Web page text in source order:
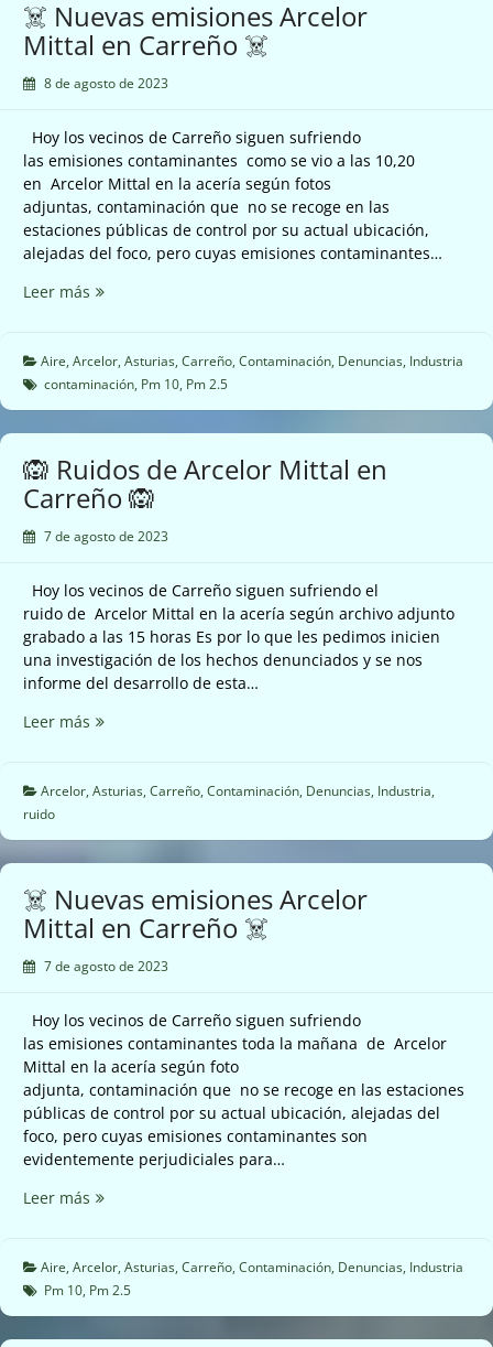
☠️ Nuevas emisiones Arcelor
Mittal en Carreño ☠️
8 de agosto de 2023
Hoy los vecinos de Carreño siguen sufriendo
las emisiones contaminantes como se vio a las 10,20
en Arcelor Mittal en la acería según fotos
adjuntas, contaminación que no se recoge en las
estaciones públicas de control por su actual ubicación,
alejadas del foco, pero cuyas emisiones contaminantes…
Leer más ☠️
Arcelor
Mittal
en
Carreño
Aire, Arcelor, Asturias, Carreño, Contaminación, Denuncias, Industria
contaminación, Pm 10, Pm 2.5
🙉 Ruidos de Arcelor Mittal en
Carreño 🙉
7 de agosto de 2023
Hoy los vecinos de Carreño siguen sufriendo el
ruido de Arcelor Mittal en la acería según archivo adjunto
grabado a las 15 horas Es por lo que les pedimos inicien
una investigación de los hechos denunciados y se nos
informe del desarrollo de esta…
Leer más 🙉
Arcelor
en
Carreño
Arcelor, Asturias, Carreño, Contaminación, Denuncias, Industria,
ruido
☠️ Nuevas emisiones Arcelor
Mittal en Carreño ☠️
7 de agosto de 2023
Hoy los vecinos de Carreño siguen sufriendo
las emisiones contaminantes toda la mañana de Arcelor
Mittal en la acería según foto
adjunta, contaminación que no se recoge en las estaciones
públicas de control por su actual ubicación, alejadas del
foco, pero cuyas emisiones contaminantes son
evidentemente perjudiciales para…
Leer más ☠️
Arcelor
Mittal
en
Carreño
Aire, Arcelor, Asturias, Carreño, Contaminación, Denuncias, Industria
Pm 10, Pm 2.5